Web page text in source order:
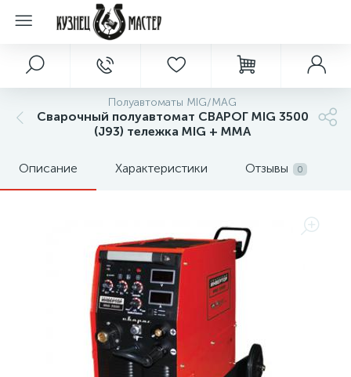
Полуавтоматы MIG/MAG
Сварочный полуавтомат СВАРОГ MIG 3500
(J93) тележка MIG + ММА
Описание Характеристики Отзывы 0